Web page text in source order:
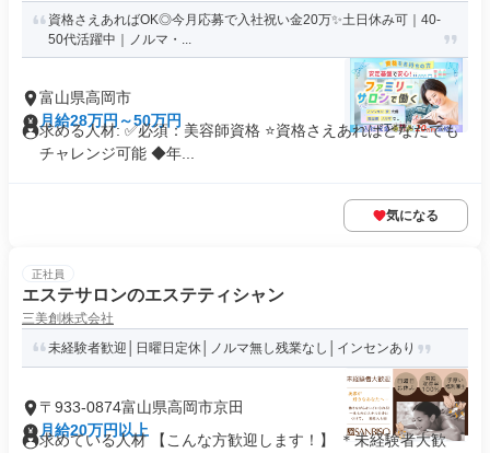
資格さえあればOK◎今月応募で入社祝い金20万✨️土日休み可｜40-
50代活躍中｜ノルマ・...
富山県高岡市
月給28万円～50万円
求める人材: ✅必須：美容師資格 ⭐️資格さえあればどなたでも
チャレンジ可能 ◆年...
気になる
正社員
エステサロンのエステティシャン
三美創株式会社
未経験者歓迎│日曜日定休│ノルマ無し残業なし│インセンあり
〒933-0874富山県高岡市京田
月給20万円以上
求めている人材 【こんな方歓迎します！】 ＊未経験者大歓